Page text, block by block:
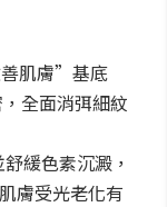
善肌膚”基底
全面消弭細紋
緩色素沉澱，
膚受光老化有